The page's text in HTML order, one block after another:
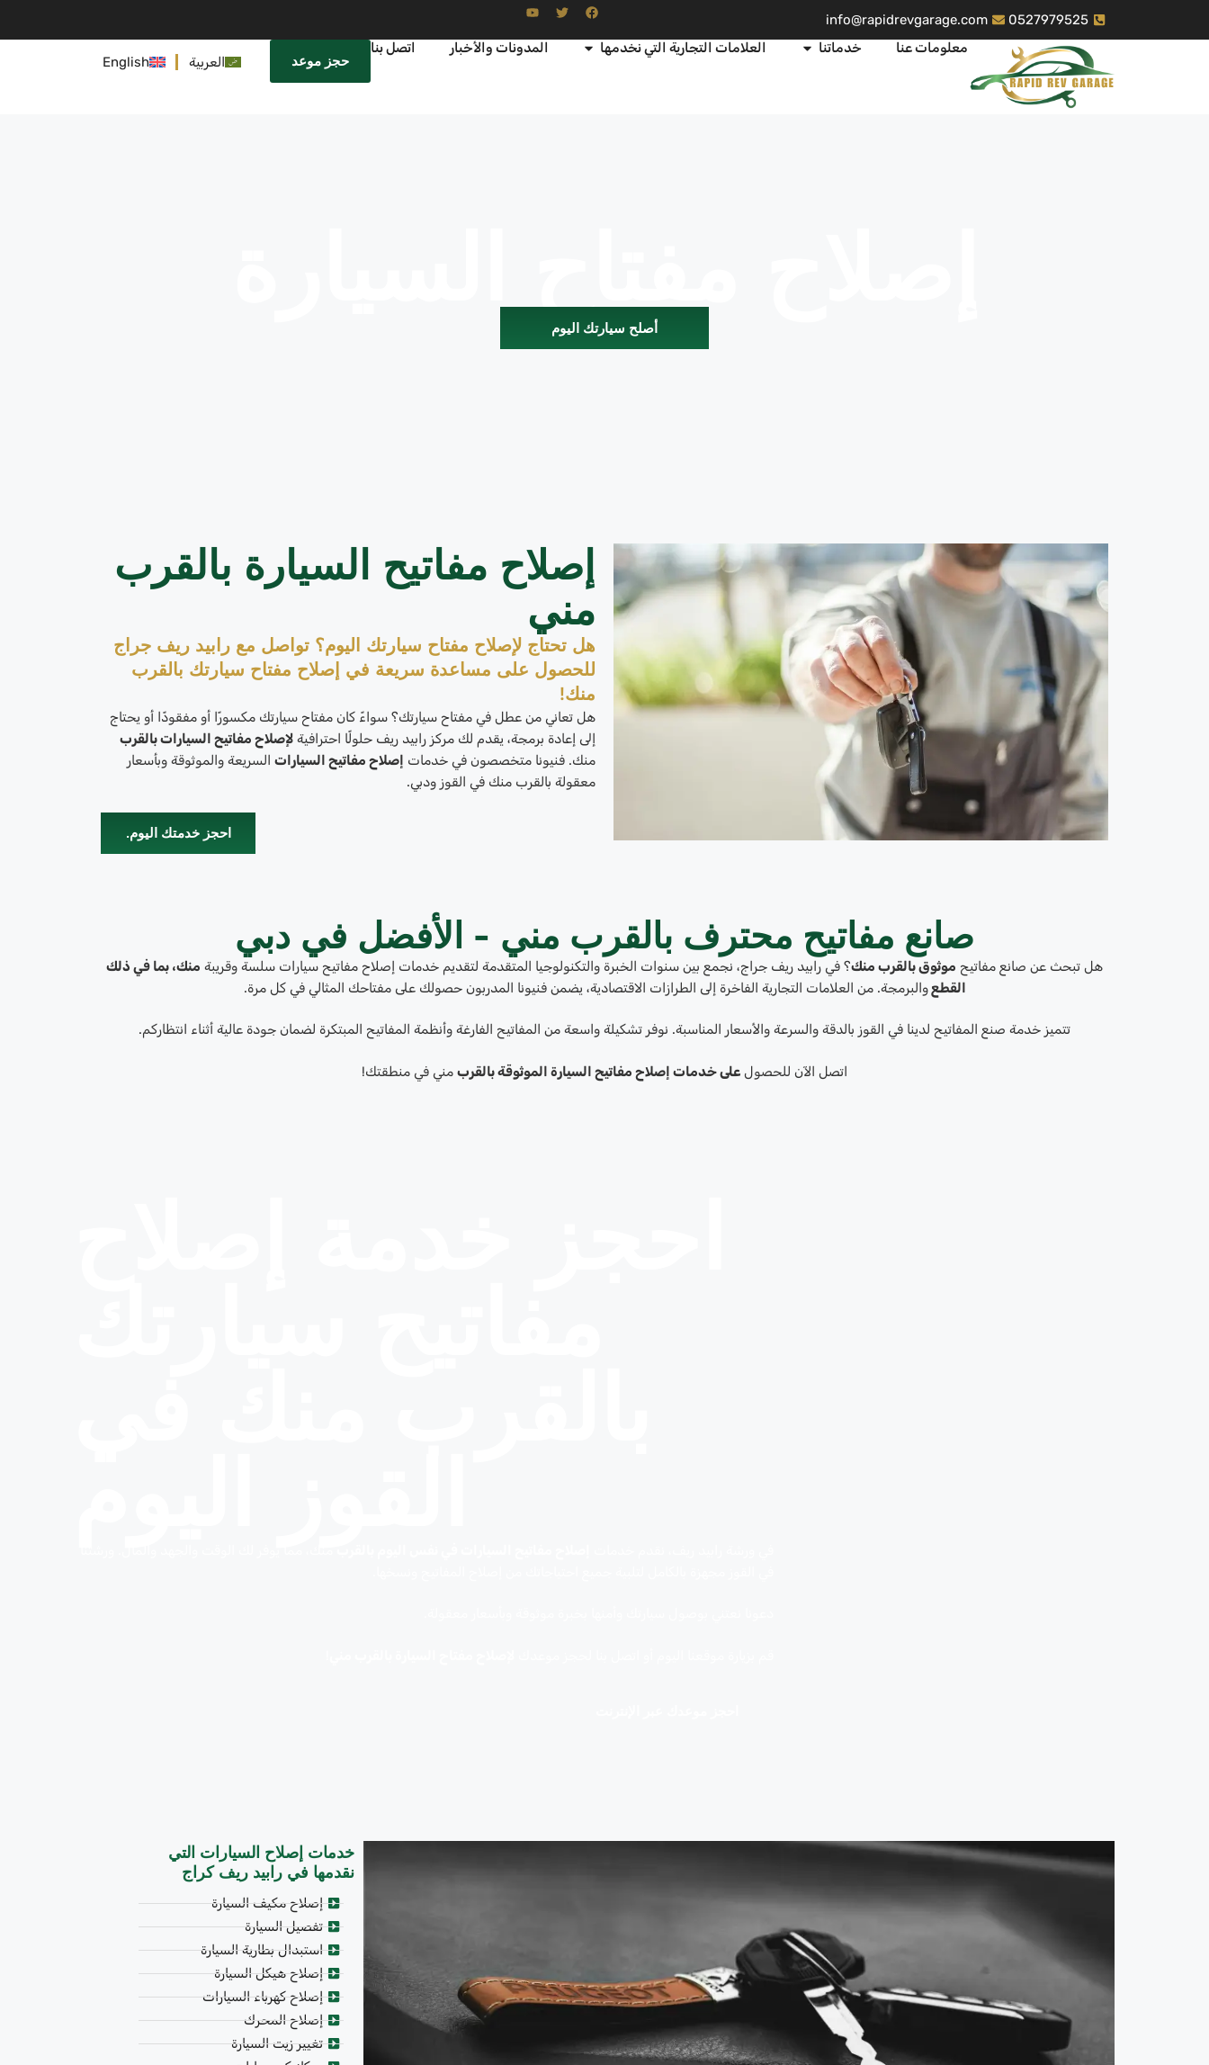
0527979525
info@rapidrevgarage.com
معلومات عنا
خدماتنا العلامات التجارية التي نخدمها المدونات والأخبار اتصل بنا
حجز موعد العربية English
أصلح سيارتك اليوم
إصلاح مفاتيح السيارة بالقرب
مني
هل تحتاج لإصلاح مفتاح سيارتك اليوم؟ تواصل مع رابيد ريف جراج
للحصول على مساعدة سريعة في إصلاح مفتاح سيارتك بالقرب
منك!
هل تعاني من عطل في مفتاح سيارتك؟ سواءً كان مفتاح سيارتك مكسورًا أو مفقودًا أو يحتاج
إلى إعادة برمجة، يقدم لك مركز رابيد ريف حلولًا احترافية لإصلاح مفاتيح السيارات بالقرب
منك. فنيونا متخصصون في خدمات إصلاح مفاتيح السيارات السريعة والموثوقة وبأسعار
معقولة بالقرب منك في القوز ودبي.
احجز خدمتك اليوم.
صانع مفاتيح محترف بالقرب مني - الأفضل في دبي
هل تبحث عن صانع مفاتيح موثوق بالقرب منك؟ في رابيد ريف جراج، نجمع بين سنوات الخبرة والتكنولوجيا المتقدمة لتقديم خدمات إصلاح مفاتيح سيارات سلسة وقريبة منك، بما في ذلك
القطعوالبرمجة. من العلامات التجارية الفاخرة إلى الطرازات الاقتصادية، يضمن فنيونا المدربون حصولك على مفتاحك المثالي في كل مرة.
تتميز خدمة صنع المفاتيح لدينا في القوز بالدقة والسرعة والأسعار المناسبة. نوفر تشكيلة واسعة من المفاتيح الفارغة وأنظمة المفاتيح المبتكرة لضمان جودة عالية أثناء انتظاركم.
اتصل الآن للحصول على خدمات إصلاح مفاتيح السيارة الموثوقة بالقرب مني في منطقتك!
خدمات إصلاح السيارات التي
نقدمها في رابيد ريف كراج
إصلاح مكيف السيارة
تفصيل السيارة
استبدال بطارية السيارة
إصلاح هيكل السيارة
إصلاح كهرباء السيارات
إصلاح المحرك
تغيير زيت السيارة